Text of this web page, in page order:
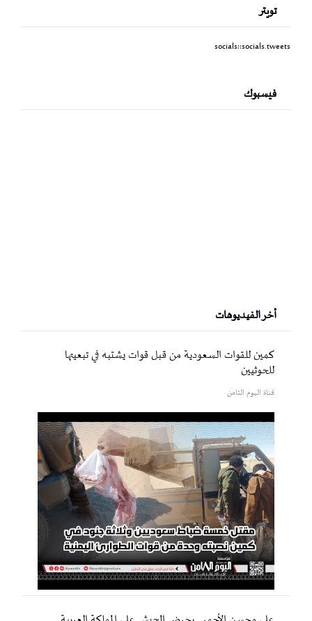
تويتر
socials::socials.tweets
فيسبوك
أخر الفيديوهات
كمين للقوات السعودية من قبل قوات يشتبه في تبعيتها
للحوثيين
قناة اليوم الثامن